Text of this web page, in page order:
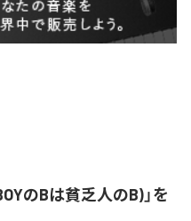
のBは貧乏人のB)」を